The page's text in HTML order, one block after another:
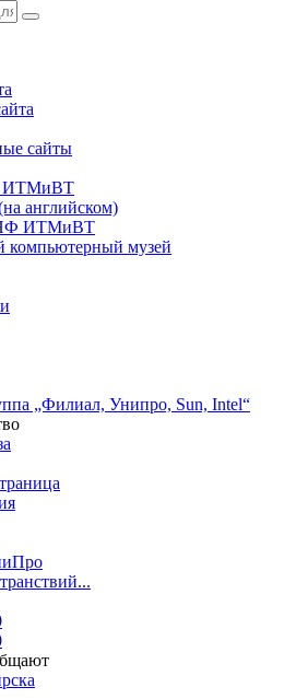
сайты
ИТМиВТ
английском)
НФ ИТМиВТ
компьютерный музей
„Филиал, Унипро, Sun, Intel“